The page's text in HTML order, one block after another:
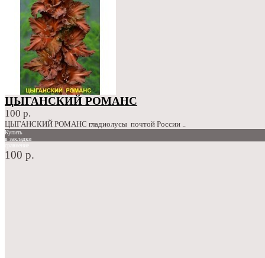
ЦЫГАНСКИЙ РОМАНС
100 р.
ЦЫГАНСКИЙ РОМАНС гладиолусы почтой России ..
Купить
в закладки
100 р.